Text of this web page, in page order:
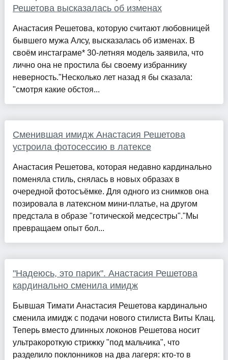
Решетова высказалась об изменах
Анастасия Решетова, которую считают любовницей
бывшего мужа Алсу, высказалась об изменах. В
своём инстаграме* 30-летняя модель заявила, что
лично она не простила бы своему избраннику
неверность."Несколько лет назад я бы сказала:
"смотря какие обстоя...
Сменившая имидж Анастасия Решетова
устроила фотосессию в латексе
Анастасия Решетова, которая недавно кардинально
поменяла стиль, снялась в новых образах в
очередной фотосъёмке. Для одного из снимков она
позировала в латексном мини-платье, на другом
предстала в образе "готической медсестры"."Мы
превращаем опыт бол...
"Надеюсь, это парик". Анастасия Решетова
кардинально сменила имидж
Бывшая Тимати Анастасия Решетова кардинально
сменила имидж с подачи нового стилиста Виты Клац.
Теперь вместо длинных локонов Решетова носит
ультракороткую стрижку "под мальчика", что
разделило поклонников на два лагеря: кто-то в